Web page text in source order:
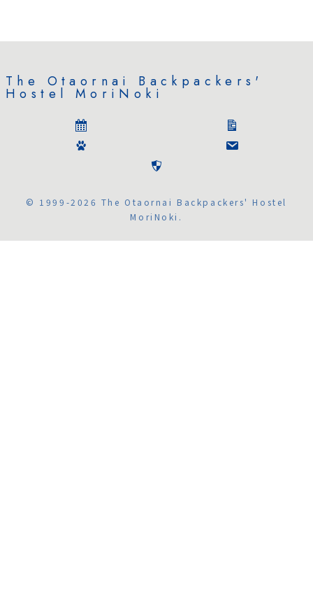
The Otaornai Backpackers'
Hostel MoriNoki
© 1999-2026 The Otaornai Backpackers' Hostel
MoriNoki.